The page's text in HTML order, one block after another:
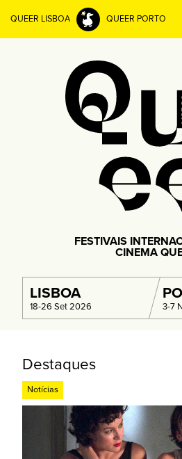
QUEER LISBOA QUEER PORTO
FESTIVAIS
CINEMA
LISBOA
18-26 Set 2026 3-7
Destaques
Notícias